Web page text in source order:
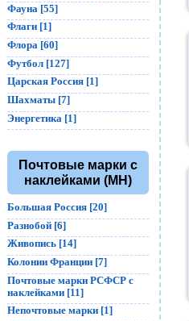
Фауна [55]
Флаги [1]
Флора [60]
Футбол [127]
Царская Россия [1]
Шахматы [7]
Энергетика [1]
Почтовые марки с
наклейками (MH)
Большая Россия [20]
Разнобой [6]
Живопись [14]
Колонии Франции [7]
Почтовые марки РСФСР с
наклейками [11]
Непочтовые марки [1]